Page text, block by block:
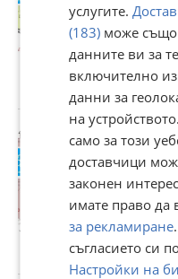
212
137
гр.
услугите.
(183) може също
данните ви за
включително
данни за
на
само за този
доставчици
законен
имате право да
за рекламиране
съгласието си
Настройки на